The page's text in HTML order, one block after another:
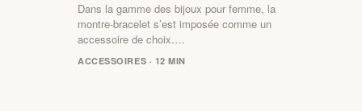
Dans la gamme des bijoux pour femme, la
montre-bracelet s’est imposée comme un
accessoire de choix.…
ACCESSOIRES · 12 MIN